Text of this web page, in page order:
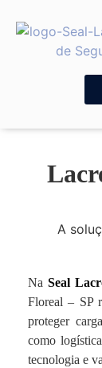
A
Na Seal
Floreal – SP
proteger
como
tecnologia e